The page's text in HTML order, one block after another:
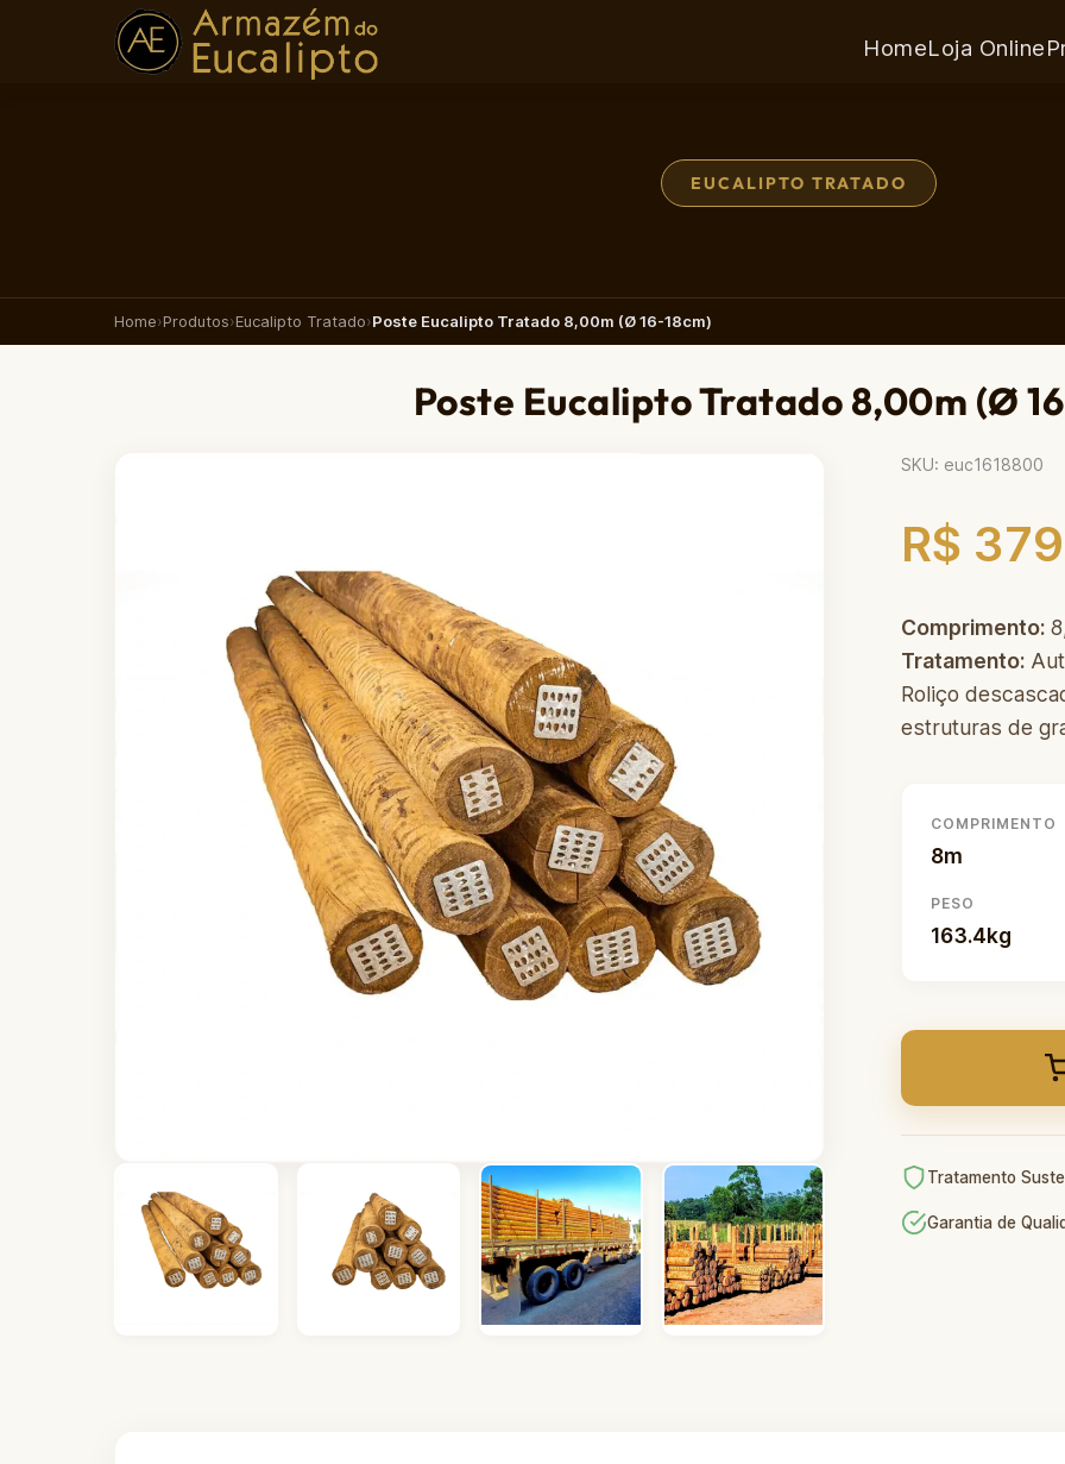
HomeLoja Online
EUCALIPTO TRATADO
Home›Produtos›Eucalipto Tratado›Poste Eucalipto Tratado 8,00m (Ø 16-18cm)
Poste Eucalipto Tratado 8,00m (Ø
SKU: euc1618800
R$
Comprimento:
Tratamento:
Roliço
estruturas de
COMPRIMENTO
8m
PESO
163.4kg
Tratamento
Garantia de